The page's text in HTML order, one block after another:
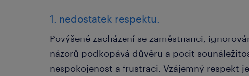
1. nedostatek respektu.
Povýšené zacházení se zaměstnanci,
názorů podkopává důvěru a pocit
nespokojenost a frustraci. Vzájemný respekt